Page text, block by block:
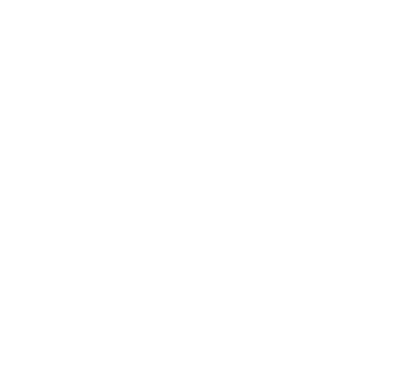
même